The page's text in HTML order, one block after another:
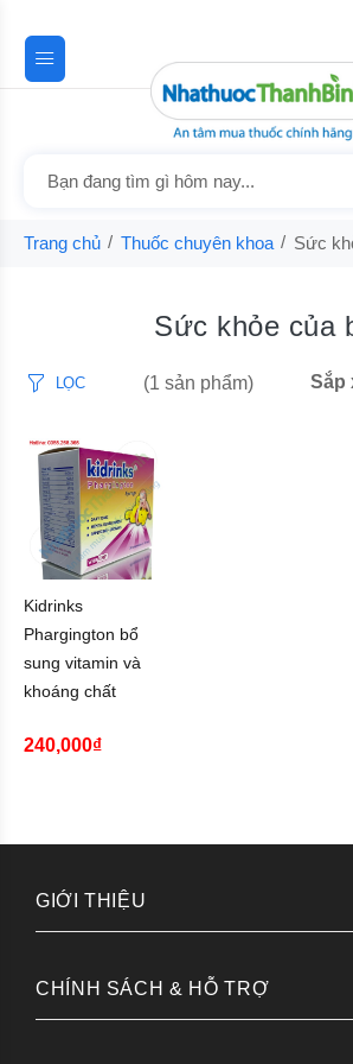
Trang chủ Thuốc chuyên khoa Sức
Sức khỏe của
LỌC (1 sản phẩm) Sắp
Kidrinks
Phargington bổ
sung vitamin và
khoáng chất
240,000₫
GIỚI THIỆU
CHÍNH SÁCH & HỖ TRỢ